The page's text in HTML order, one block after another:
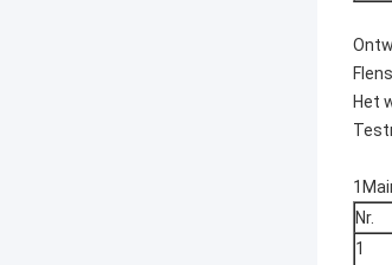
Het
Nr.
1